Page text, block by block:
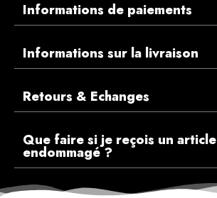
Informations de paiements
Informations sur la livraison
Retours & Echanges
Que faire si je reçois un article
endommagé ?